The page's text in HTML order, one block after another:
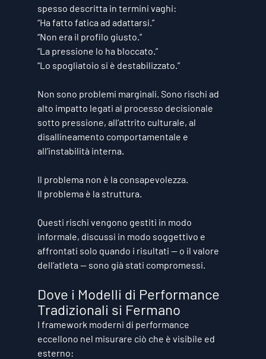
spesso descritta in termini vaghi:
“Ha fatto fatica ad adattarsi.”
“Non era il profilo giusto.”
“La pressione lo ha bloccato.”
“Lo spogliatoio si è destabilizzato.”
Non sono problemi marginali. Sono rischi ad
alto impatto legati al processo decisionale
sotto pressione, all’attrito culturale, al
disallineamento comportamentale e
all’instabilità interna.
Il problema non è la consapevolezza.
Il problema è la struttura.
Questi rischi vengono gestiti in modo
informale, discussi in modo soggettivo e
affrontati solo quando i risultati — o il valore
dell’atleta — sono già stati compromessi.
Dove i Modelli di Performance
Tradizionali si Fermano
I framework moderni di performance
eccellono nel misurare ciò che è visibile ed
esterno: